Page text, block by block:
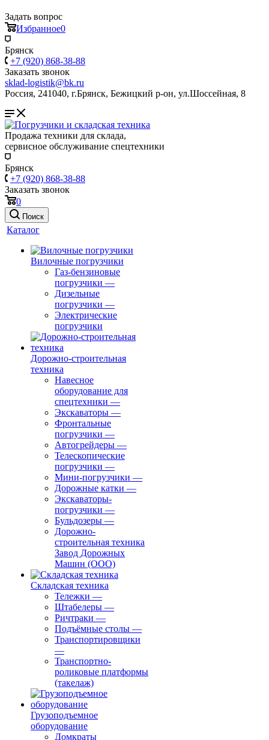
Задать вопрос
Избранное0
Брянск
+7 (920) 868-38-88
Заказать звонок
sklad-logistik@bk.ru
Россия, 241040, г.Брянск, Бежицкий р-он, ул.Шоссейная, 8
Продажа техники для склада,
сервисное обслуживание спецтехники
Брянск
+7 (920) 868-38-88
Заказать звонок
0
Поиск
Каталог
Вилочные погрузчики
Газ-бензиновые
погрузчики —
Дизельные
погрузчики —
Электрические
погрузчики
Дорожно-строительная
техника
Навесное
оборудование для
спецтехники —
Экскаваторы —
Фронтальные
погрузчики —
Автогрейдеры —
Телескопические
погрузчики —
Мини-погрузчики —
Дорожные катки —
Экскаваторы-
погрузчики —
Бульдозеры —
Дорожно-
строительная техника
Завод Дорожных
Машин (ООО)
Складская техника
Тележки —
Штабелеры —
Ричтраки —
Подъёмные столы —
Транспортировщики
—
Транспортно-
роликовые платформы
(такелаж)
Грузоподъемное
оборудование
Домкраты